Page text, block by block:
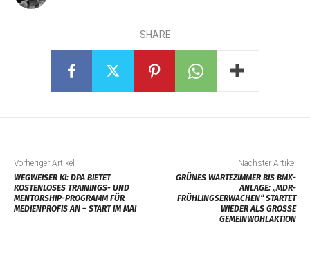
SHARE
Vorheriger Artikel
WEGWEISER KI: DPA BIETET
KOSTENLOSES TRAININGS- UND
MENTORSHIP-PROGRAMM FÜR
MEDIENPROFIS AN – START IM MAI
Nächster Artikel
GRÜNES WARTEZIMMER BIS BMX-
ANLAGE: „MDR-
FRÜHLINGSERWACHEN“ STARTET
WIEDER ALS GROSSE G
EMEINWOHLAKTION